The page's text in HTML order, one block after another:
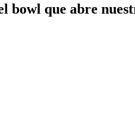
bowl que abre